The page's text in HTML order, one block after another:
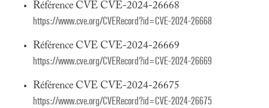
Référence CVE CVE-2024-26668
https://www.cve.org/CVERecord?id=CVE-2024-26668
Référence CVE CVE-2024-26669
https://www.cve.org/CVERecord?id=CVE-2024-26669
Référence CVE CVE-2024-26675
https://www.cve.org/CVERecord?id=CVE-2024-26675